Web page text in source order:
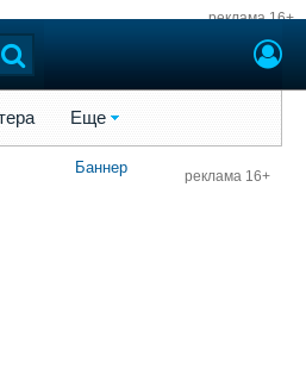
реклама 16+
Еще
реклама 16+